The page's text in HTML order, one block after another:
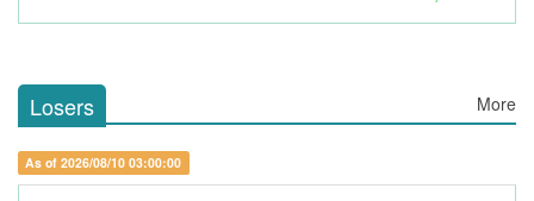
Losers More
As of 2026/08/10 03:00:00